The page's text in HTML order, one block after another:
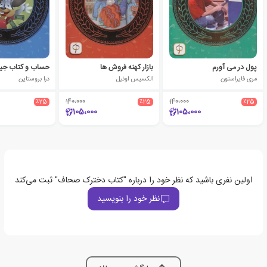
پول در می آورم
مری فایراستون
٪25 140،000
105،000
بازار کهنه فروش ها
الکسیس اونیل
٪25 140،000
105،000
حساب و کتاب
درا بروستاین
٪25
اولین نفری باشید که نظر خود را درباره "کتاب دخترک صحاف" ثبت می‌کند
نظر خود را بنویسید